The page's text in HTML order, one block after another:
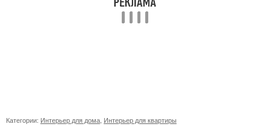
Категории: Интерьер для дома Интерьер для квартиры